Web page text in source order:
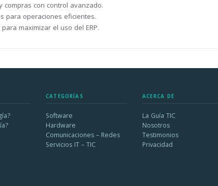
compras con control avanzado.
para operaciones eficientes.
maximizar el uso del ERP.
CATEGORÍAS
Software
Hardware
Comunicaciones – Redes
Servicios IT – TIC
ACERCA DE
La Guía TIC
Nosotros
Testimonios
Privacidad